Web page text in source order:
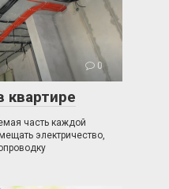
0
квартире
часть каждой
электричество,